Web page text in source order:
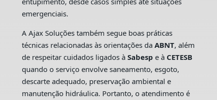
emergenciais.
A Ajax Soluções também segue boas práticas
técnicas relacionadas às orientações da ABNT, além
de respeitar cuidados ligados à Sabesp e à CETESB
quando o serviço envolve saneamento, esgoto,
descarte adequado, preservação ambiental e
manutenção hidráulica. Portanto, o atendimento é